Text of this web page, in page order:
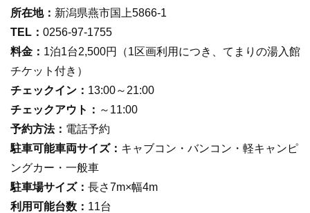
所在地： 新潟県燕市国上5866-1
TEL： 0256-97-1755
料金： 1泊1台2,500円（1区画利用につき、てまりの湯入館
チケット付き）
チェックイン： 13:00～21:00
チェックアウト： ～11:00
予約方法： 電話予約
駐車可能車両サイズ： キャブコン・バンコン・軽キャンピ
ングカー・一般車
駐車場サイズ： 長さ7m×幅4m
利用可能台数： 11台